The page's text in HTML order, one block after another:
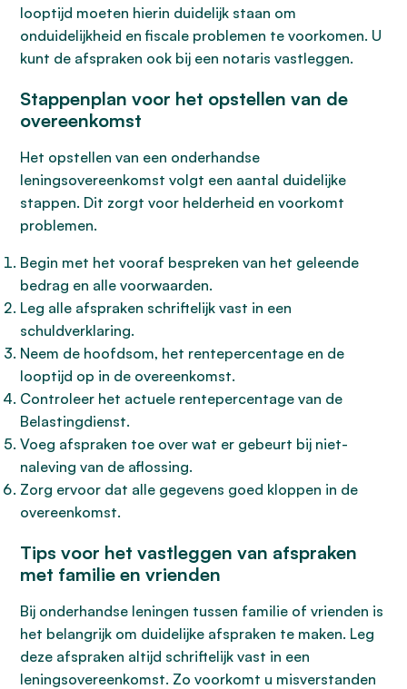
looptijd moeten hierin duidelijk staan om
onduidelijkheid en fiscale problemen te voorkomen. U
kunt de afspraken ook bij een notaris vastleggen.
Stappenplan voor het opstellen van de
overeenkomst
Het opstellen van een onderhandse
leningsovereenkomst volgt een aantal duidelijke
stappen. Dit zorgt voor helderheid en voorkomt
problemen.
Begin met het vooraf bespreken van het geleende
bedrag en alle voorwaarden.
Leg alle afspraken schriftelijk vast in een
schuldverklaring.
Neem de hoofdsom, het rentepercentage en de
looptijd op in de overeenkomst.
Controleer het actuele rentepercentage van de
Belastingdienst.
Voeg afspraken toe over wat er gebeurt bij niet-
naleving van de aflossing.
Zorg ervoor dat alle gegevens goed kloppen in de
overeenkomst.
Tips voor het vastleggen van afspraken
met familie en vrienden
Bij onderhandse leningen tussen familie of vrienden is
het belangrijk om duidelijke afspraken te maken. Leg
deze afspraken altijd schriftelijk vast in een
leningsovereenkomst. Zo voorkomt u misverstanden